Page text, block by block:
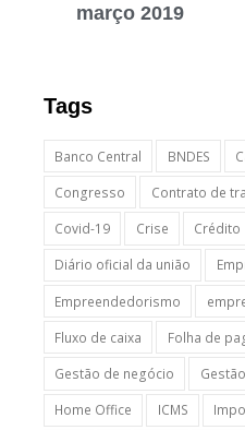
março 2019
Tags
Banco Central BNDES
Congresso
Contrato de
Covid-19
Crise Crédito
Diário oficial da união
Empreendedorismo
Fluxo de caixa
Folha de
Gestão de negócio
Home Office
ICMS